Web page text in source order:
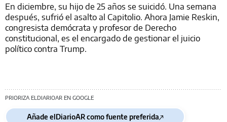
En diciembre, su hijo de 25 años se suicidó. Una semana
después, sufrió el asalto al Capitolio. Ahora Jamie Reskin,
congresista demócrata y profesor de Derecho
constitucional, es el encargado de gestionar el juicio
político contra Trump.
PRIORIZA ELDIARIOAR EN GOOGLE
Añade elDiarioAR como fuente preferida